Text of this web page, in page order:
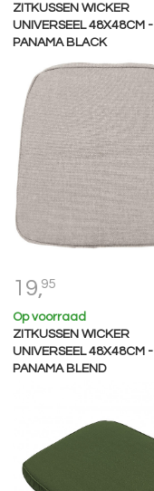
ZITKUSSEN WICKER
UNIVERSEEL 48X48CM -
PANAMA BLACK
19,95
Op voorraad
ZITKUSSEN WICKER
UNIVERSEEL 48X48CM -
PANAMA BLEND